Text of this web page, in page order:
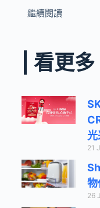
繼續閱讀
| 看更多
21
26